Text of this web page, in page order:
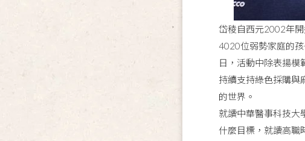
岱稜自西元2002年
4020位弱勢家庭的
日，活動中除表揚模
持續支持綠色採購與
的世界。
就讀中華醫事科技大
什麼目標，就讀高職